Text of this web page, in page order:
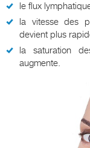
le flux
la vitesse des
devient plus
la saturation
augmente.